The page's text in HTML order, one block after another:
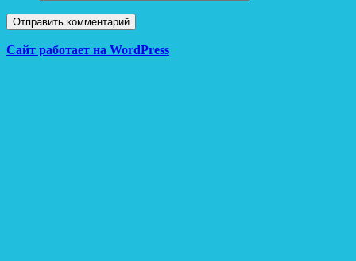
Сайт работает на WordPress